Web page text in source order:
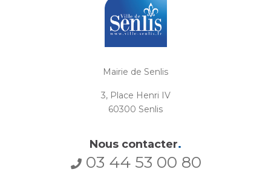
Mairie de Senlis
3, Place Henri IV
60300 Senlis
Nous contacter.
03 44 53 00 80